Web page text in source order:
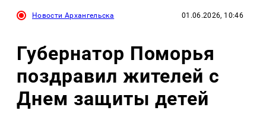
Новости Архангельска 01.06.2026, 10:46
Губернатор Поморья
поздравил жителей с
Днем защиты детей